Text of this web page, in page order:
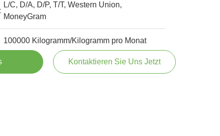
L/C, D/A, D/P, T/T, Western Union,
MoneyGram
100000 Kilogramm/Kilogramm pro Monat
Kontaktieren Sie Uns Jetzt